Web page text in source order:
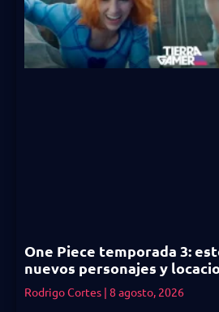
One Piece temporada 3:
nuevos personajes y
Rodrigo Cortes 8 agosto, 2026